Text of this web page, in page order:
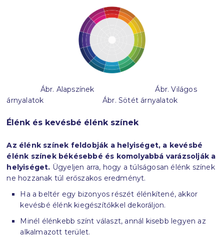
Ábr. Alapszínek Ábr. Világos
árnyalatok Ábr. Sötét árnyalatok
Élénk és kevésbé élénk színek
Az élénk színek feldobják a helyiséget, a kevésbé
élénk színek békésebbé és komolyabbá varázsolják a
helyiséget. Ügyeljen arra, hogy a túlságosan élénk színek
ne hozzanak túl erőszakos eredményt.
Ha a beltér egy bizonyos részét élénkítené, akkor
kevésbé élénk kiegészítőkkel dekoráljon.
Minél élénkebb színt választ, annál kisebb legyen az
alkalmazott terület.